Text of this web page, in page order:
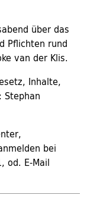
über das
Pflichten rund
van der Klis.
Inhalte,
Stephan
bei
od. E-Mail